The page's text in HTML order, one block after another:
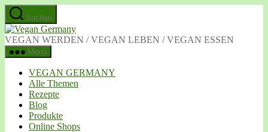
Zum
Inhalt
springen
Suchen
Vegan
Germany
VEGAN WERDEN / VEGAN LEBEN / VEGAN ESSEN
Menü
VEGAN GERMANY
Alle Themen
Rezepte
Blog
Produkte
Online Shops